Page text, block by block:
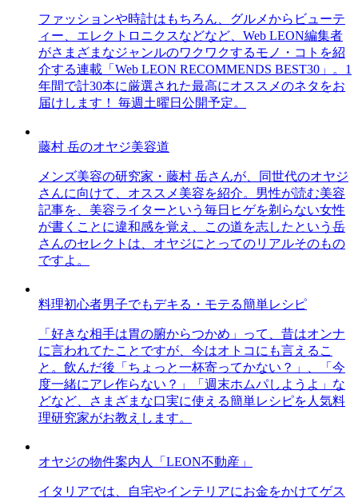
ファッションや時計はもちろん、グルメからビューテ
ィー、エレクトロニクスなどなど、Web LEON編集者
がさまざまなジャンルのワクワクするモノ・コトを紹
介する連載「Web LEON RECOMMENDS BEST30」。1
年間で計30本に厳選された最高にオススメのネタをお
届けします！ 毎週土曜日公開予定。
藤村 岳のオヤジ美容道
メンズ美容の研究家・藤村 岳さんが、同世代のオヤジ
さんに向けて、オススメ美容を紹介。男性が読む美容
記事を、美容ライターという毎日ヒゲを剃らない女性
が書くことに違和感を覚え、この道を志したという岳
さんのセレクトは、オヤジにとってのリアルそのもの
ですよ。
料理初心者男子でもデキる・モテる簡単レシピ
「好きな相手は胃の腑からつかめ」って、昔はオンナ
に言われてたことですが、今はオトコにも言えるこ
と。飲んだ後「ちょっと一杯寄ってかない？」、「今
度一緒にアレ作らない？」「週末ホムパしようよ」な
どなど、さまざまな口実に使える簡単レシピを人気料
理研究家がお教えします。
オヤジの物件案内人「LEON不動産」
イタリアでは、自宅やインテリアにお金をかけてゲス